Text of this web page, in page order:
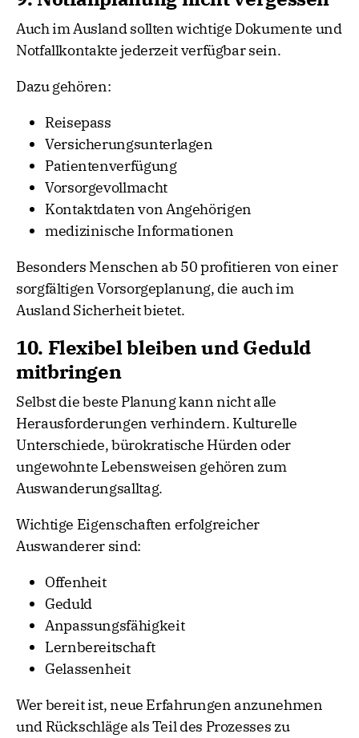
Auch im Ausland sollten wichtige Dokumente und
Notfallkontakte jederzeit verfügbar sein.
Dazu gehören:
Reisepass
Versicherungsunterlagen
Patientenverfügung
Vorsorgevollmacht
Kontaktdaten von Angehörigen
medizinische Informationen
Besonders Menschen ab 50 profitieren von einer
sorgfältigen Vorsorgeplanung, die auch im
Ausland Sicherheit bietet.
10. Flexibel bleiben und Geduld
mitbringen
Selbst die beste Planung kann nicht alle
Herausforderungen verhindern. Kulturelle
Unterschiede, bürokratische Hürden oder
ungewohnte Lebensweisen gehören zum
Auswanderungsalltag.
Wichtige Eigenschaften erfolgreicher
Auswanderer sind:
Offenheit
Geduld
Anpassungsfähigkeit
Lernbereitschaft
Gelassenheit
Wer bereit ist, neue Erfahrungen anzunehmen
und Rückschläge als Teil des Prozesses zu